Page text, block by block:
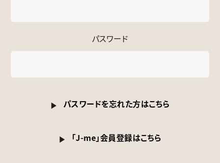
パスワード
パスワードを忘れた方はこちら
「J-me」会員登録はこちら